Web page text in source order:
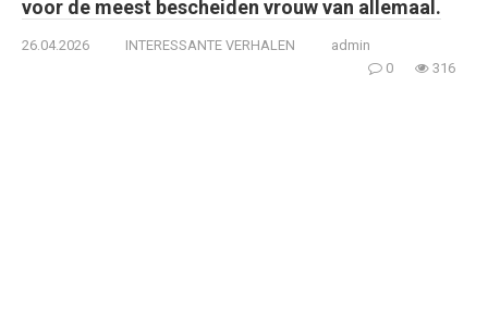
voor de meest bescheiden vrouw van allemaal.
26.04.2026 INTERESSANTE VERHALEN
admin
0
316